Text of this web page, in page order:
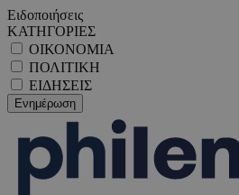
Ειδοποιήσεις
ΚΑΤΗΓΟΡΙΕΣ
ΟΙΚΟΝΟΜΙΑ
ΠΟΛΙΤΙΚΗ
ΕΙΔΗΣΕΙΣ